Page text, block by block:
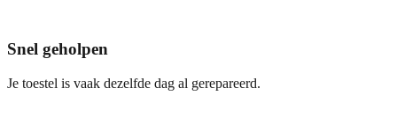
Snel geholpen
Je toestel is vaak dezelfde dag al gerepareerd.